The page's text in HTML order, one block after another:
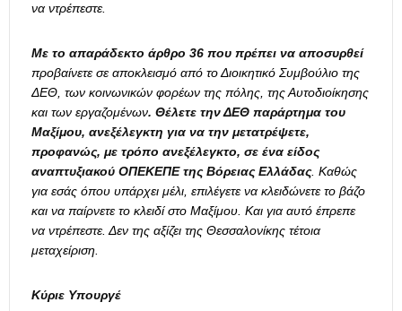
να ντρέπεστε.
Με το απαράδεκτο άρθρο 36 που πρέπει να αποσυρθεί
προβαίνετε σε αποκλεισμό από το Διοικητικό Συμβούλιο της
ΔΕΘ, των κοινωνικών φορέων της πόλης, της Αυτοδιοίκησης
και των εργαζομένων. Θέλετε την ΔΕΘ παράρτημα του
Μαξίμου, ανεξέλεγκτη για να την μετατρέψετε,
προφανώς, με τρόπο ανεξέλεγκτο, σε ένα είδος
αναπτυξιακού ΟΠΕΚΕΠΕ της Βόρειας Ελλάδας. Καθώς
για εσάς όπου υπάρχει μέλι, επιλέγετε να κλειδώνετε το βάζο
και να παίρνετε το κλειδί στο Μαξίμου. Και για αυτό έπρεπε
να ντρέπεστε. Δεν της αξίζει της Θεσσαλονίκης τέτοια
μεταχείριση.
Κύριε Υπουργέ